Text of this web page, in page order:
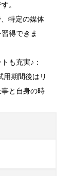
。
特定の媒体
得できま
も充実♪：
用期間後はリ
と自身の時